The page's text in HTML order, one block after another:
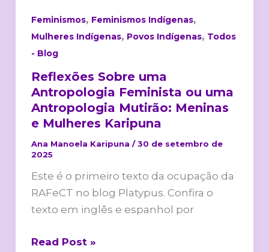
Feminismos, Feminismos Indígenas,
Mulheres Indígenas, Povos Indígenas, Todos
- Blog
Reflexões Sobre uma
Antropologia Feminista ou uma
Antropologia Mutirão: Meninas
e Mulheres Karipuna
Ana Manoela Karipuna /30 de setembro de
2025
Este é o primeiro texto da ocupação da
RAFeCT no blog Platypus. Confira o
texto em inglês e espanhol por
Read Post »